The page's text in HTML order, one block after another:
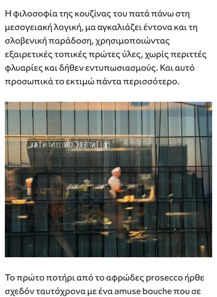
Η φιλοσοφία της κουζίνας του πατά πάνω στη
μεσογειακή λογική, μα αγκαλιάζει έντονα και τη
σλοβενική παράδοση, χρησιμοποιώντας
εξαιρετικές τοπικές πρώτες ύλες, χωρίς περιττές
φλυαρίες και δήθεν εντυπωσιασμούς. Και αυτό
προσωπικά το εκτιμώ πάντα περισσότερο.
Το πρώτο ποτήρι από το αφρώδες prosecco ήρθε
σχεδόν ταυτόχρονα με ένα amuse bouche που σε